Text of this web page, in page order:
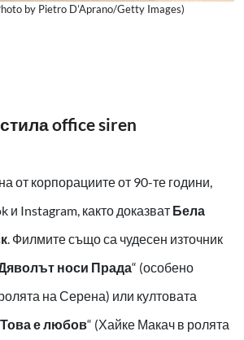
by Pietro D’Aprano/Getty Images)
office siren
от корпорациите от 90-те години,
и Instagram, както доказват Бела
. Филмите също са чудесен източник
носи Прада“ (особено
на Серена) или култовата
Това е любов“ (Хайке Макач в ролята